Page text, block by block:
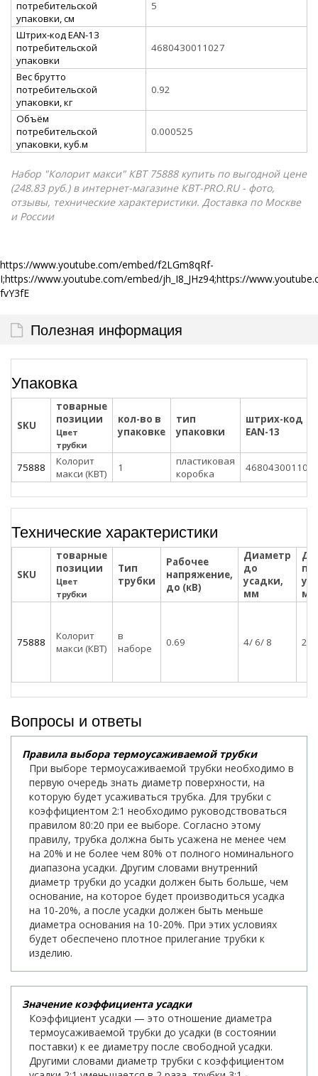
потребительской
упаковки, см
5
Штрих-код EAN-13
потребительской
упаковки
4680430011027
Вес брутто
потребительской
упаковки, кг
0.92
Объём
потребительской
упаковки, куб.м
0.000525
Набор "Колорит макси" КВТ 75888 купить по выгодной цене
(248.83 руб.) в интернет-магазине КВТ-PRO.RU - фото,
отзывы, технические характеристики. Доставка по Москве
и России
https://www.youtube.com/embed/f2LGm8qRf-
I;https://www.youtube.com/embed/jh_I8_JHz94;https://
fvY3fE
Полезная информация
Упаковка
SKU
товарные
позиции
Цвет
трубки
кол-во в
упаковке
тип
упаковки
штрих-код
EAN-13
75888
Колорит
макси (КВТ)
1
пластиковая
коробка
Технические характеристики
SKU
товарные
позиции
Цвет
трубки
Тип
трубки
Рабочее
напряжение,
до (кВ)
Диаметр
до
усадки,
мм
мм
75888
Колорит
макси (КВТ)
в
наборе
0.69 4/ 6/ 8 2/
Вопросы и ответы
Правила выбора термоусаживаемой трубки
При выборе термоусаживаемой трубки необходимо в
первую очередь знать диаметр поверхности, на
которую будет усаживаться трубка. Для трубки с
коэффициентом 2:1 необходимо руководствоваться
правилом 80:20 при ее выборе. Согласно этому
правилу, трубка должна быть усажена не менее чем
на 20% и не более чем 80% от полного номинального
диапазона усадки. Другим словами внутренний
диаметр трубки до усадки должен быть больше, чем
основание, на которое будет производиться усадка
на 10-20%, а после усадки должен быть меньше
диаметра основания на 10-20%. При этих условиях
будет обеспечено плотное прилегание трубки к
изделию.
Значение коэффициента усадки
Коэффициент усадки — это отношение диаметра
термоусаживаемой трубки до усадки (в состоянии
поставки) к ее диаметру после свободной усадки.
Другими словами диаметр трубки с коэффициентом